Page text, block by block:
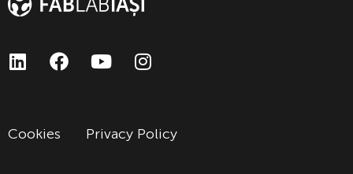
Cookies Privacy Policy